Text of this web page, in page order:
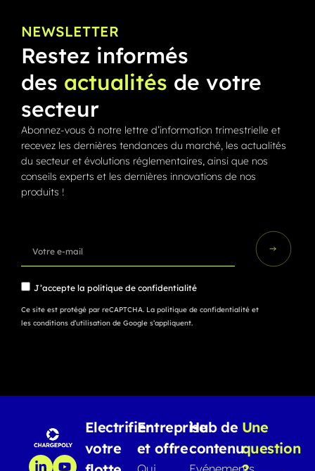
NEWSLETTER
Restez informés
des actualités de votre
secteur
Abonnez-vous à notre lettre d’information trimestrielle et
recevez les dernières tendances du marché, les actualités
du secteur et évolutions réglementaires, ainsi que nos
conseils experts et les dernières innovations de nos
produits !
J’accepte la politique de confidentialité
Ce site est protégé par reCAPTCHA. La politique de confidentialité et
les conditions d’utilisation de Google s’appliquent.
Electrifier
votre
Entreprise
et offre
Hub de
contenu
Une
question